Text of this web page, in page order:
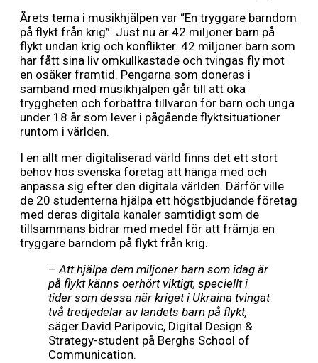
Årets tema i musikhjälpen var “En tryggare barndom
på flykt från krig”. Just nu är 42 miljoner barn på
flykt undan krig och konflikter. 42 miljoner barn som
har fått sina liv omkullkastade och tvingas fly mot
en osäker framtid. Pengarna som doneras i
samband med musikhjälpen går till att öka
tryggheten och förbättra tillvaron för barn och unga
under 18 år som lever i pågående flyktsituationer
runtom i världen.
I en allt mer digitaliserad värld finns det ett stort
behov hos svenska företag att hänga med och
anpassa sig efter den digitala världen. Därför ville
de 20 studenterna hjälpa ett högstbjudande företag
med deras digitala kanaler samtidigt som de
tillsammans bidrar med medel för att främja en
tryggare barndom på flykt från krig.
–Att hjälpa dem miljoner barn som idag är
på flykt känns oerhört viktigt, speciellt i
tider som dessa när kriget i Ukraina tvingat
två tredjedelar av landets barn på flykt,
säger David Paripovic, Digital Design &
Strategy-student på Berghs School of
Communication.